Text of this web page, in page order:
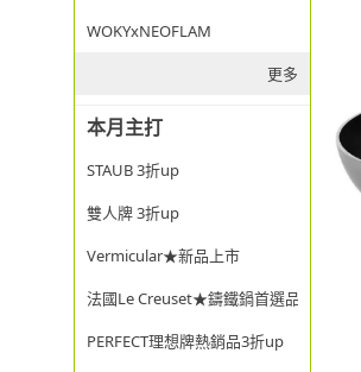
WOKYxNEOFLAM
更多
本月主打
STAUB 3折up
雙人牌 3折up
Vermicular★新品上市
法國Le Creuset★鑄鐵鍋首選品牌
PERFECT理想牌熱銷品3折up